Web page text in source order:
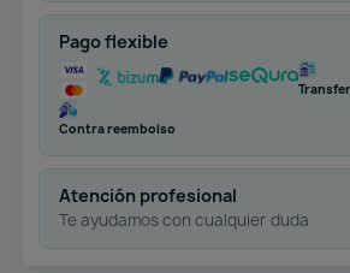
Pago flexible
Contra reembolso
Atención profesional
Te ayudamos con cualquier duda